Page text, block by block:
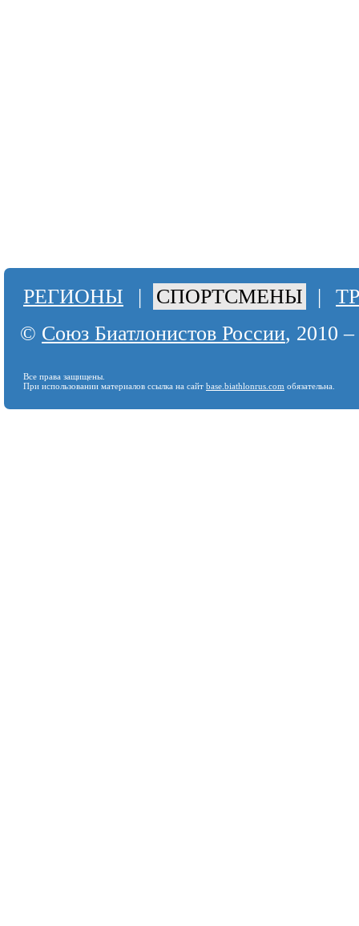
РЕГИОНЫ | СПОРТСМЕНЫ |
© Союз Биатлонистов России, 2010
Все права защищены.
При использовании материалов ссылка на сайт base.biathlonrus.com обязательна.